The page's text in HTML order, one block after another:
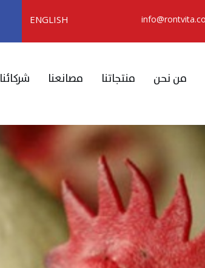
ENGLISH
من نحن منتجاتنا مصانعنا شركائنا